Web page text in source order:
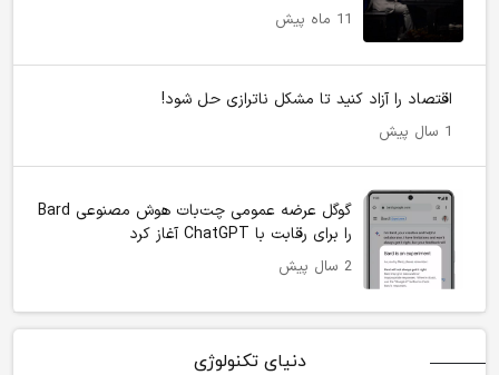
11 ماه پیش
اقتصاد را آزاد کنید تا مشکل ناترازی حل شود!
1 سال پیش
گوگل عرضه عمومی چت‌بات هوش مصنوعی Bard
را برای رقابت با ChatGPT آغاز کرد
2 سال پیش
دنیای تکنولوژی